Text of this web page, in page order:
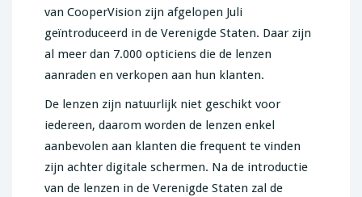
van CooperVision zijn afgelopen Juli
geïntroduceerd in de Verenigde Staten. Daar zijn
al meer dan 7.000 opticiens die de lenzen
aanraden en verkopen aan hun klanten.
De lenzen zijn natuurlijk niet geschikt voor
iedereen, daarom worden de lenzen enkel
aanbevolen aan klanten die frequent te vinden
zijn achter digitale schermen. Na de introductie
van de lenzen in de Verenigde Staten zal de